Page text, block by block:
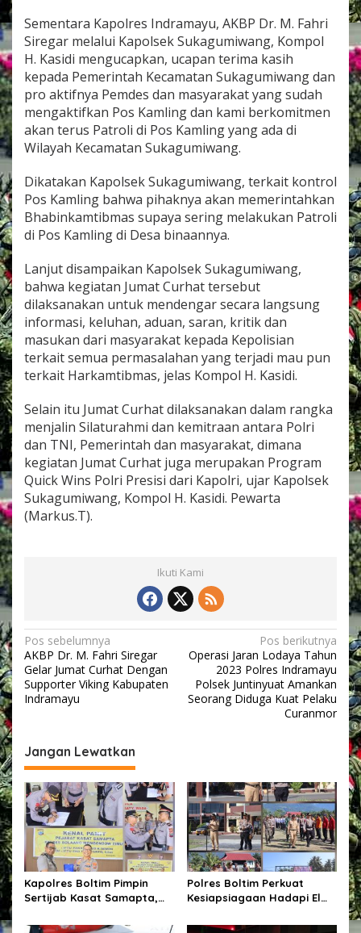
J
a
j
a
r
a
n
A
t
s
D
i
b
e
t
u
k
n
y
a
a
t
a
m
i
n
g
W
i
P
e
s
i
Sementara Kapolres Indramayu, AKBP Dr. M. Fahri
Siregar melalui Kapolsek Sukagumiwang, Kompol
H. Kasidi mengucapkan, ucapan terima kasih
kepada Pemerintah Kecamatan Sukagumiwang dan
pro aktifnya Pemdes dan masyarakat yang sudah
mengaktifkan Pos Kamling dan kami berkomitmen
akan terus Patroli di Pos Kamling yang ada di
Wilayah Kecamatan Sukagumiwang.
Dikatakan Kapolsek Sukagumiwang, terkait kontrol
Pos Kamling bahwa pihaknya akan memerintahkan
Bhabinkamtibmas supaya sering melakukan Patroli
di Pos Kamling di Desa binaannya.
Lanjut disampaikan Kapolsek Sukagumiwang,
bahwa kegiatan Jumat Curhat tersebut
dilaksanakan untuk mendengar secara langsung
informasi, keluhan, aduan, saran, kritik dan
masukan dari masyarakat kepada Kepolisian
terkait semua permasalahan yang terjadi mau pun
terkait Harkamtibmas, jelas Kompol H. Kasidi.
Selain itu Jumat Curhat dilaksanakan dalam rangka
menjalin Silaturahmi dan kemitraan antara Polri
dan TNI, Pemerintah dan masyarakat, dimana
kegiatan Jumat Curhat juga merupakan Program
Quick Wins Polri Presisi dari Kapolri, ujar Kapolsek
Sukagumiwang, Kompol H. Kasidi. Pewarta
(Markus.T).
Ikuti Kami
N
a
v
a
s
i
p
o
s
Pos sebelumnya
AKBP Dr. M. Fahri Siregar
Gelar Jumat Curhat Dengan
Supporter Viking Kabupaten
Indramayu
Pos berikutnya
Operasi Jaran Lodaya Tahun
2023 Polres Indramayu
Polsek Juntinyuat Amankan
Seorang Diduga Kuat Pelaku
Curanmor
Jangan Lewatkan
Kapolres Boltim Pimpin
Sertijab Kasat Samapta,
Kepemimpinan dan
Polres Boltim Perkuat
Kesiapsiagaan Hadapi El
Bersama Lintas Instansi